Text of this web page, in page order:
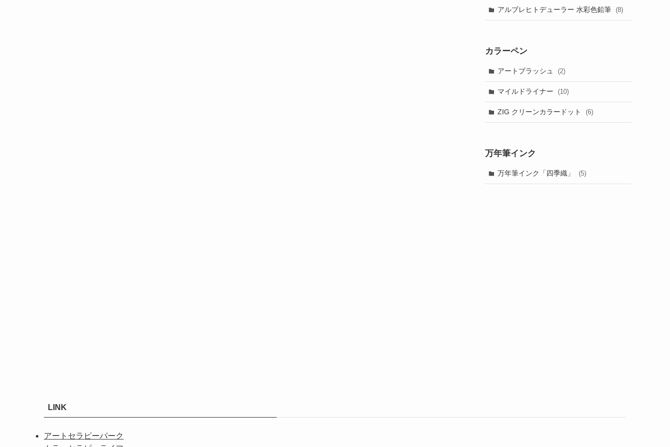
アルブレヒトデューラー 水彩色鉛筆 (8)
カラーペン
アートブラッシュ (2)
マイルドライナー (10)
ZIG クリーンカラードット (6)
万年筆インク
万年筆インク「四季織」 (5)
LINK
アートセラピーパーク